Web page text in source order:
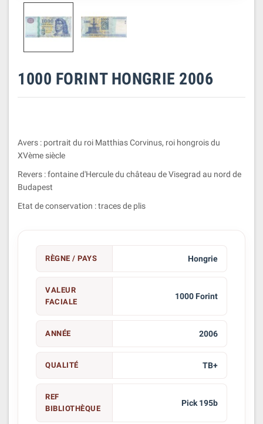
1000 FORINT HONGRIE 2006
Avers : portrait du roi Matthias Corvinus, roi hongrois du
XVème siècle
Revers : fontaine d'Hercule du château de Visegrad au nord de
Budapest
Etat de conservation : traces de plis
RÈGNE / PAYS Hongrie
VALEUR
FACIALE
1000 Forint
ANNÉE 2006
QUALITÉ TB+
REF
BIBLIOTHÈQUE
Pick 195b